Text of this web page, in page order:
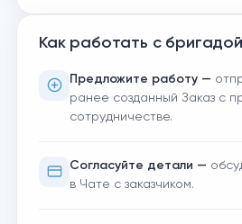
Как работать с бригадой
Предложите работу —
ранее созданный Заказ с
сотрудничестве.
Согласуйте детали —
в Чате с заказчиком.